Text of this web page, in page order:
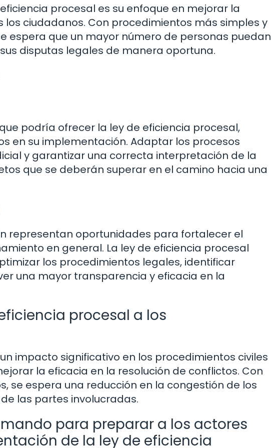
procesal es su enfoque en mejorar la
ciudadanos. Con procedimientos más simples y
espera que un mayor número de personas puedan
disputas legales de manera oportuna.
podría ofrecer la ley de eficiencia procesal,
en su implementación. Adaptar los procesos
y garantizar una correcta interpretación de la
que se deberán superar en el camino hacia una
representan oportunidades para fortalecer el
en general. La ley de eficiencia procesal
los procedimientos legales, identificar
una mayor transparencia y eficacia en la
procesal a los
impacto significativo en los procedimientos civiles
la eficacia en la resolución de conflictos. Con
se espera una reducción en la congestión de los
las partes involucradas.
para preparar a los actores
de la ley de eficiencia